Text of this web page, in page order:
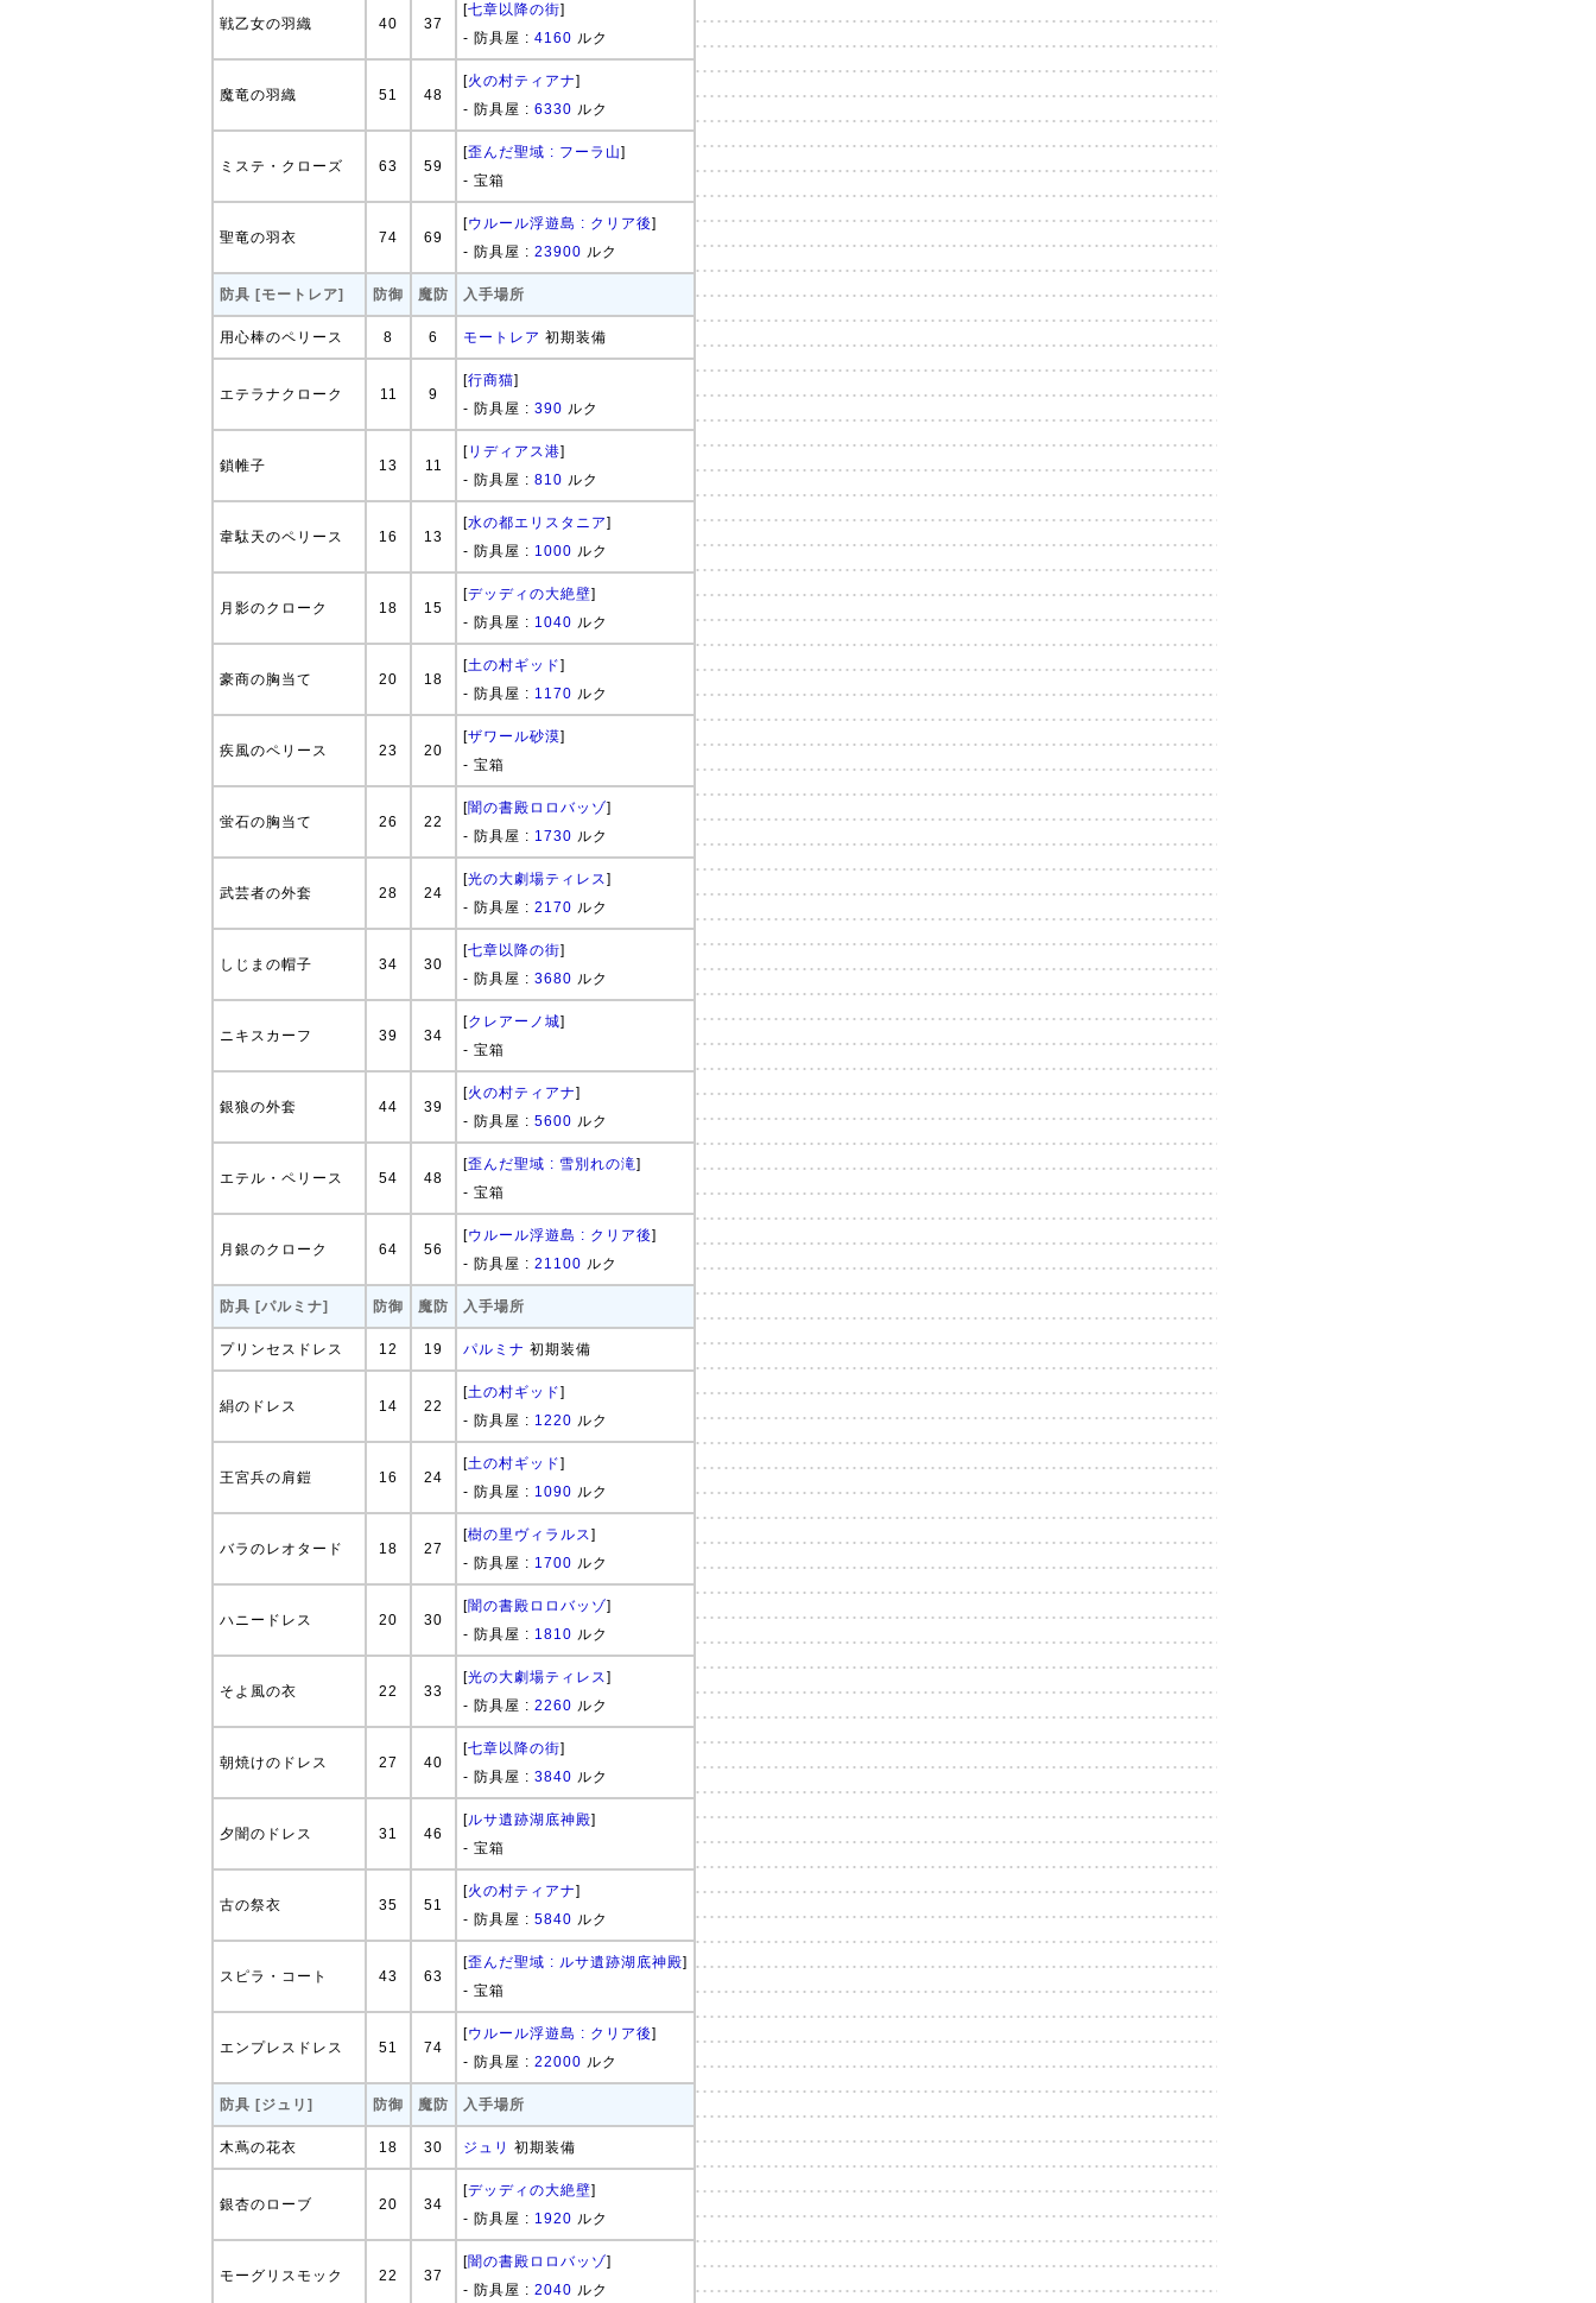
戦乙女の羽織 40 37
[七章以降の街]
- 防具屋 : 4160 ルク
魔竜の羽織 51 48
[火の村ティアナ]
- 防具屋 : 6330 ルク
ミステ・クローズ 63 59
[歪んだ聖域 : フーラ山]
- 宝箱
聖竜の羽衣 74 69
[ウルール浮遊島 : クリア後]
- 防具屋 : 23900 ルク
防具 [モートレア] 防御 魔防 入手場所
用心棒のペリース 8 6 モートレア 初期装備
エテラナクローク 11 9
[行商猫]
- 防具屋 : 390 ルク
鎖帷子 13 11
[リディアス港]
- 防具屋 : 810 ルク
韋駄天のペリース 16 13
[水の都エリスタニア]
- 防具屋 : 1000 ルク
月影のクローク 18 15
[デッディの大絶壁]
- 防具屋 : 1040 ルク
豪商の胸当て 20 18
[土の村ギッド]
- 防具屋 : 1170 ルク
疾風のペリース 23 20
[ザワール砂漠]
- 宝箱
蛍石の胸当て 26 22
[闇の書殿ロロバッゾ]
- 防具屋 : 1730 ルク
武芸者の外套 28 24
[光の大劇場ティレス]
- 防具屋 : 2170 ルク
しじまの帽子 34 30
[七章以降の街]
- 防具屋 : 3680 ルク
ニキスカーフ 39 34
[クレアーノ城]
- 宝箱
銀狼の外套 44 39
[火の村ティアナ]
- 防具屋 : 5600 ルク
エテル・ペリース 54 48
[歪んだ聖域 : 雪別れの滝]
- 宝箱
月銀のクローク 64 56
[ウルール浮遊島 : クリア後]
- 防具屋 : 21100 ルク
防具 [パルミナ] 防御 魔防 入手場所
プリンセスドレス 12 19 パルミナ 初期装備
絹のドレス 14 22
[土の村ギッド]
- 防具屋 : 1220 ルク
王宮兵の肩鎧 16 24
[土の村ギッド]
- 防具屋 : 1090 ルク
バラのレオタード 18 27
[樹の里ヴィラルス]
- 防具屋 : 1700 ルク
ハニードレス 20 30
[闇の書殿ロロバッゾ]
- 防具屋 : 1810 ルク
そよ風の衣 22 33
[光の大劇場ティレス]
- 防具屋 : 2260 ルク
朝焼けのドレス 27 40
[七章以降の街]
- 防具屋 : 3840 ルク
夕闇のドレス 31 46
[ルサ遺跡湖底神殿]
- 宝箱
古の祭衣 35 51
[火の村ティアナ]
- 防具屋 : 5840 ルク
スピラ・コート 43 63
[歪んだ聖域 : ルサ遺跡湖底神殿]
- 宝箱
エンプレスドレス 51 74
[ウルール浮遊島 : クリア後]
- 防具屋 : 22000 ルク
防具 [ジュリ] 防御 魔防 入手場所
木蔦の花衣 18 30 ジュリ 初期装備
銀杏のローブ 20 34
[デッディの大絶壁]
- 防具屋 : 1920 ルク
モーグリスモック 22 37
[闇の書殿ロロバッゾ]
- 防具屋 : 2040 ルク